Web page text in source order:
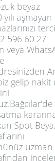
beyaz
yılı aşmayan
596 60 27
veya
biz gelip
Spot
uzman